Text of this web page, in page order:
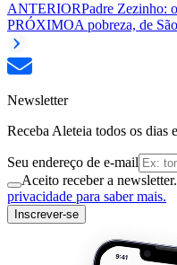
ANTERIORPadre Zezinho:
PRÓXIMOA pobreza, de
Newsletter
Receba Aleteia todos os dias
Seu endereço de e-mail
Aceito receber a
privacidade para saber mais.
Inscrever-se